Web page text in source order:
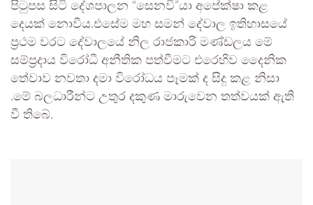
පිටුපස සිටි දේශපාලන “සෙනවි”යා අපේක්ෂා කළ
දෙයක් නොවීය.එසේම මහ සමන් දේවාල ඉතිහාසයේ
ප්‍රථම වරට දේවාලයේ නිල රාජකාරි මණ්ඩලය මේ
සම්ප්‍රදාය විරෝධී අනීතික පත්වීමට එරෙහිව දෛනික
තේවාව නවතා දමා විරෝධය පෑමක් ද සිදු කළ නිසා
.මේ බලධාරීන්ට උතුර දකුණ මාරුවෙන තත්වයක් ඇති
වී තිබේ.